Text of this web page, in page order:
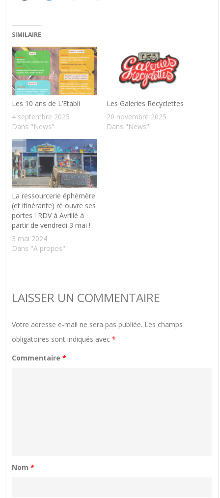
SIMILAIRE
Les 10 ans de L’Etabli
4 septembre 2025
Dans "News"
Les Galeries Recyclettes
20 novembre 2025
Dans "News"
La ressourcerie éphémère
(et itinérante) ré ouvre ses
portes ! RDV à Avrillé à
partir de vendredi 3 mai !
3 mai 2024
Dans "A propos"
LAISSER UN COMMENTAIRE
Votre adresse e-mail ne sera pas publiée. Les champs
obligatoires sont indiqués avec *
Commentaire *
Nom *